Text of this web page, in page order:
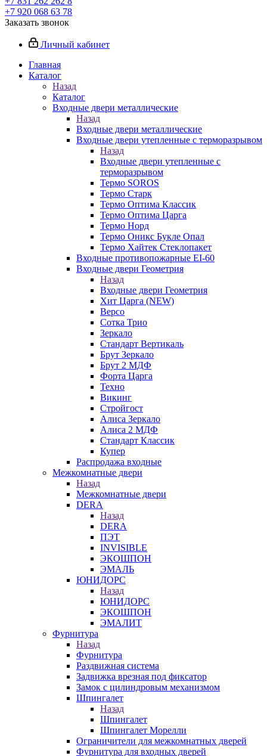
+7 920 068 63 78
Заказать звонок
Личный кабинет
Главная
Каталог
Назад
Каталог
Входные двери металлические
Назад
Входные двери металлические
Входные двери утепленные с терморазрывом
Назад
Входные двери утепленные с
терморазрывом
Термо SOROS
Термо Старк
Термо Оптима Классик
Термо Оптима Царга
Термо Норд
Термо Оникс Букле Опал
Термо Хайтек Стеклопакет
Входные противопожарные EI-60
Входные двери Геометрия
Назад
Входные двери Геометрия
Хит Царга (NEW)
Версо
Сотка Трио
Зеркало
Стандарт Вертикаль
Брут Зеркало
Брут 2 МДФ
Форта Царга
Техно
Викинг
Стройгост
Алиса Зеркало
Алиса 2 МДФ
Стандарт Классик
Купер
Распродажа входные
Межкомнатные двери
Назад
Межкомнатные двери
DERA
Назад
DERA
ПЭТ
INVISIBLE
ЭКОШПОН
ЭМАЛЬ
ЮНИДОРС
Назад
ЮНИДОРС
ЭКОШПОН
ЭМАЛИТ
Фурнитура
Назад
Фурнитура
Раздвижная система
Задвижка врезная под фиксатор
Замок с цилиндровым механизмом
Шпингалет
Назад
Шпингалет
Шпингалет Морелли
Ограничители для межкомнатных дверей
Фурнитура для входных дверей